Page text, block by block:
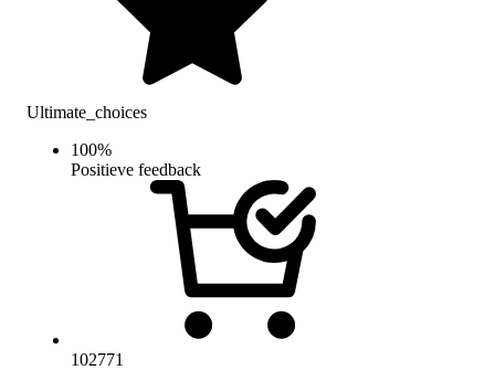
Ultimate_choices
100%
Positieve feedback
102771